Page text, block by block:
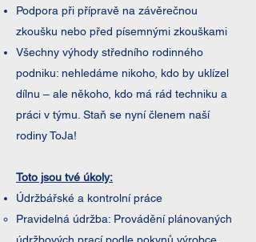
Podpora při přípravě na závěrečnou
zkoušku nebo před písemnými zkouškami
Všechny výhody středního rodinného
podniku: nehledáme nikoho, kdo by uklízel
dílnu – ale někoho, kdo má rád techniku a
práci v týmu. Staň se nyní členem naší
rodiny ToJa!
Toto jsou tvé úkoly:
Údržbářské a kontrolní práce
Pravidelná údržba: Provádění plánovaných